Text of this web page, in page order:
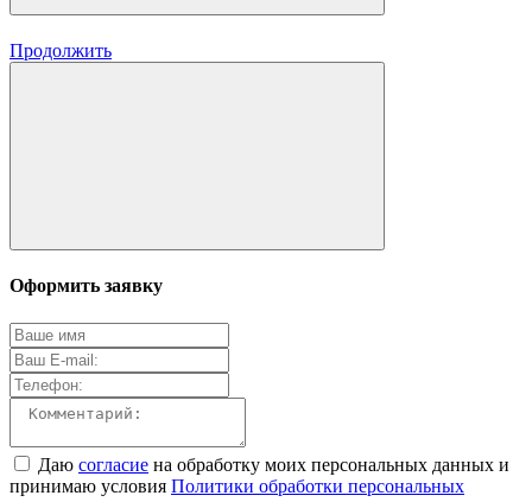
Продолжить
Оформить заявку
Даю согласие на обработку моих персональных данных и
принимаю условия Политики обработки персональных